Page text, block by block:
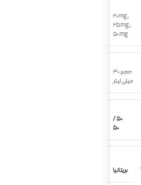
20mg,
25mg,
50mg
حجم 30
میلی لیتر
50 /
50
بریتانیا